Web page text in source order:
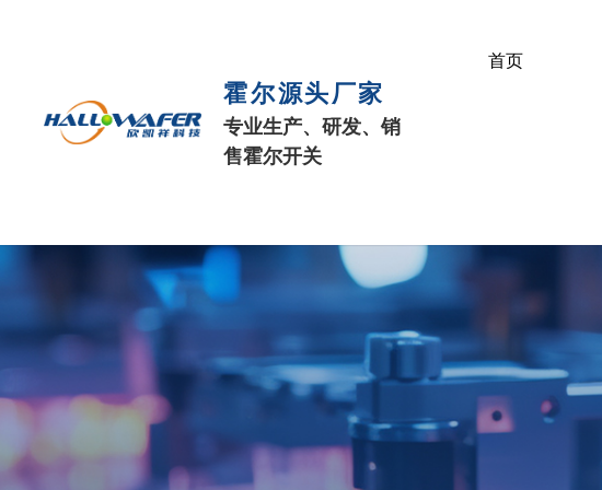
霍尔源头厂家
专业生产、研发、销
售霍尔开关
首页